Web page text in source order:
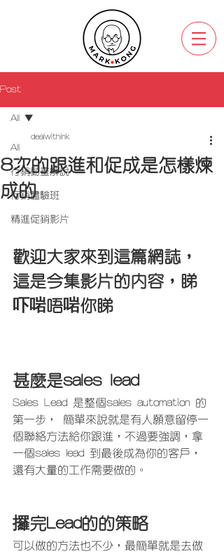
Post
All
行銷動畫解說
行銷體驗班
精進促銷影片
All
8次的跟進和促成是怎樣煉
成的
dealwithink
歡迎大家來到這篇網誌，
這是今集影片的內容，睇
吓啱唔啱你睇
甚麼是sales lead
Sales Lead 是整個sales automation 的
第一步， 簡單來說就是有人願意留停一
個聯絡方法給你跟進，不過要強調，拿
一個sales lead 到最後成為你的客戶，
還有大量的工作需要做的。
攞完Lead的的策略
可以做的方法也不少，最簡單就是去做